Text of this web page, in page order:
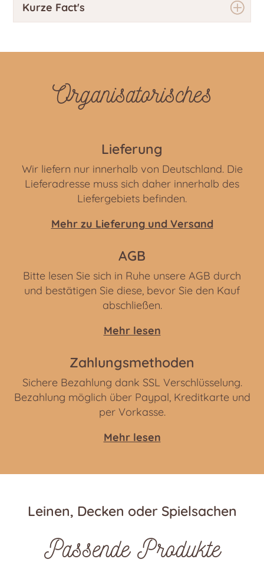
Kurze Fact's
Organisatorisches
Lieferung
Wir liefern nur innerhalb von Deutschland. Die
Lieferadresse muss sich daher innerhalb des
Liefergebiets befinden.
Mehr zu Lieferung und Versand
AGB
Bitte lesen Sie sich in Ruhe unsere AGB durch
und bestätigen Sie diese, bevor Sie den Kauf
abschließen.
Mehr lesen
Zahlungsmethoden
Sichere Bezahlung dank SSL Verschlüsselung.
Bezahlung möglich über Paypal, Kreditkarte und
per Vorkasse.
Mehr lesen
Leinen, Decken oder Spielsachen
Passende Produkte